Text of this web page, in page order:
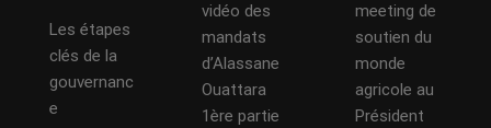
Les étapes
clés de la
gouvernanc
e
vidéo des
mandats
d’Alassane
Ouattara
1ère partie
meeting de
soutien du
monde
agricole au
Président